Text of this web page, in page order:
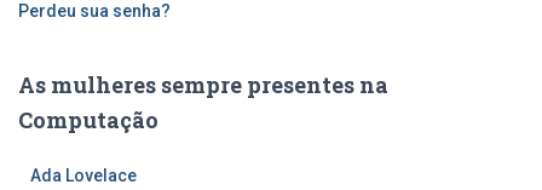
Perdeu sua senha?
As mulheres sempre presentes na
Computação
Ada Lovelace